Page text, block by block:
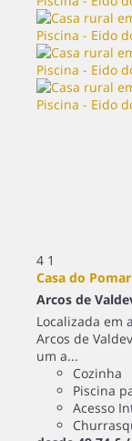
4 1
Casa do
Arcos de
Localizada em
Arcos de
um a...
Cozinha
Piscina
Acesso